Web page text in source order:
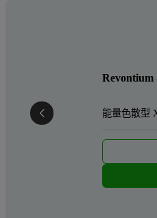
Revontium
能量色散型